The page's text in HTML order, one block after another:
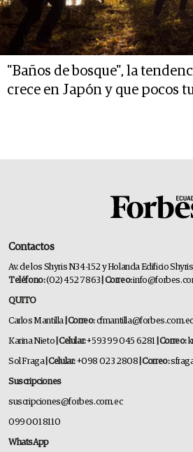
"Baños de bosque", la
crece en Japón y que pocos
Contactos
Av. de los Shyris N34-152 y Holanda Edificio
Teléfono:(02) 452 7863 | Correo:
QUITO
Carlos Mantilla | Correo:cfmantilla@forbes.com.ec
Karina Nieto | Celular:+593 99 045 6281 | Correo:
Sol Fraga| Celular:+098 023 2808 | Correo:
Suscripciones
suscripciones@forbes.com.ec
099 001 8110
WhatsApp